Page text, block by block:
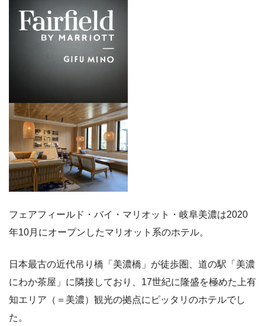
フェアフィールド・バイ・マリオット・岐阜美濃は2020
年10月にオープンしたマリオット系のホテル。
日本最古の近代吊り橋「美濃橋」が徒歩圏、道の駅「美濃
にわか茶屋」に隣接しており、17世紀に隆盛を極めた上有
知エリア（＝美濃）観光の拠点にピッタリのホテルでし
た。